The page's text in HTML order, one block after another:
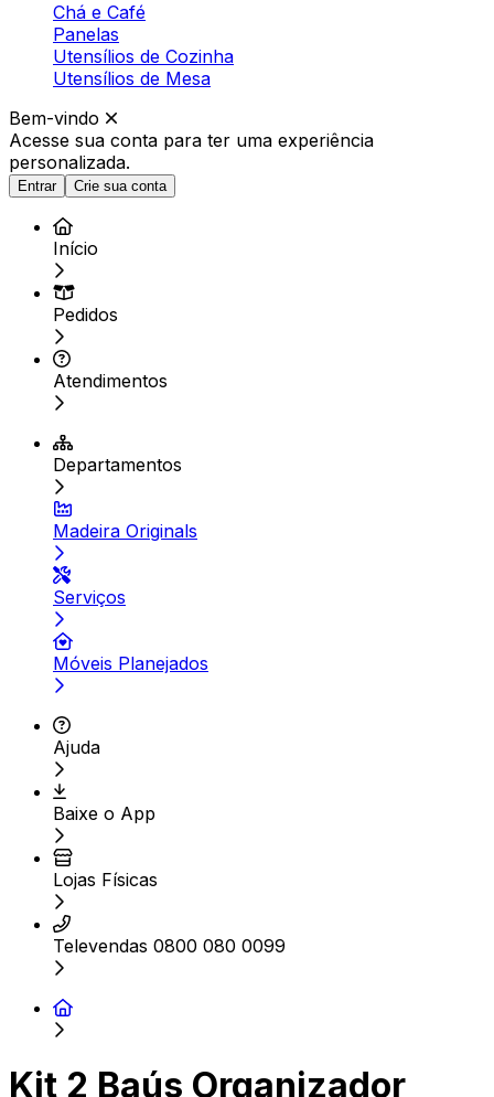
Chá e Café
Panelas
Utensílios de Cozinha
Utensílios de Mesa
Bem-vindo
Acesse sua conta para ter uma experiência
personalizada.
Entrar Crie sua conta
Início
Pedidos
Atendimentos
Departamentos
Madeira Originals
Serviços
Móveis Planejados
Ajuda
Baixe o App
Lojas Físicas
Televendas 0800 080 0099
Kit 2 Baús Organizador